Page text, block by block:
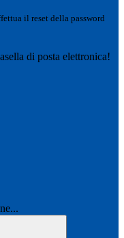
il reset della password
di posta elettronica!